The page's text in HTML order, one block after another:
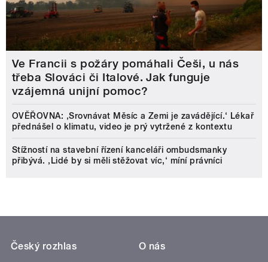
Ve Francii s požáry pomáhali Češi, u nás
třeba Slováci či Italové. Jak funguje
vzájemná unijní pomoc?
OVĚŘOVNA: ‚Srovnávat Měsíc a Zemi je zavádějící.‘ Lékař
přednášel o klimatu, video je prý vytržené z kontextu
Stížností na stavební řízení kanceláři ombudsmanky
přibývá. ‚Lidé by si měli stěžovat víc,‘ míní právníci
Český rozhlas
O nás